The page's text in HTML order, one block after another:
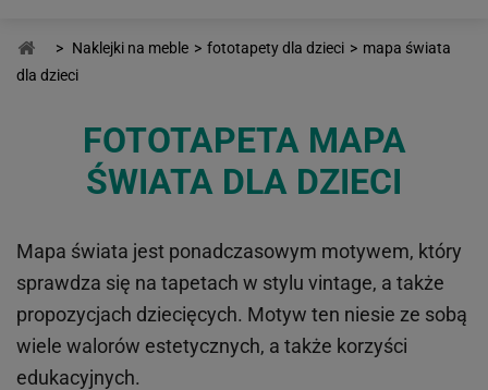
> Naklejki na meble > fototapety dla dzieci > mapa świata
dla dzieci
FOTOTAPETA MAPA
ŚWIATA DLA DZIECI
Mapa świata jest ponadczasowym motywem, który
sprawdza się na tapetach w stylu vintage, a także
propozycjach dziecięcych. Motyw ten niesie ze sobą
wiele walorów estetycznych, a także korzyści
edukacyjnych.